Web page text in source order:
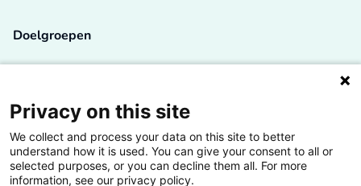
Doelgroepen
Lectoren en onderzoekers
Bedrijven
Hogescholen
Privacy on this site
We collect and process your data on this site to better
understand how it is used. You can give your consent to all or
selected purposes, or you can decline them all. For more
information, see our privacy policy.